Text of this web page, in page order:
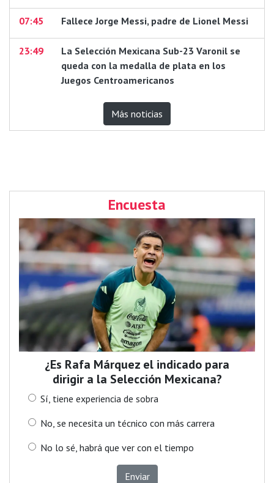
07:45 Fallece Jorge Messi, padre de Lionel Messi
23:49
La Selección Mexicana Sub-23 Varonil se
queda con la medalla de plata en los
Juegos Centroamericanos
Más noticias
Encuesta
¿Es Rafa Márquez el indicado para
dirigir a la Selección Mexicana?
Sí, tiene experiencia de sobra
No, se necesita un técnico con más carrera
No lo sé, habrá que ver con el tiempo
Enviar